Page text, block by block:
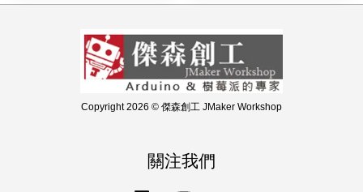
Copyright 2026 © 傑森創工 JMaker Workshop
關注我們